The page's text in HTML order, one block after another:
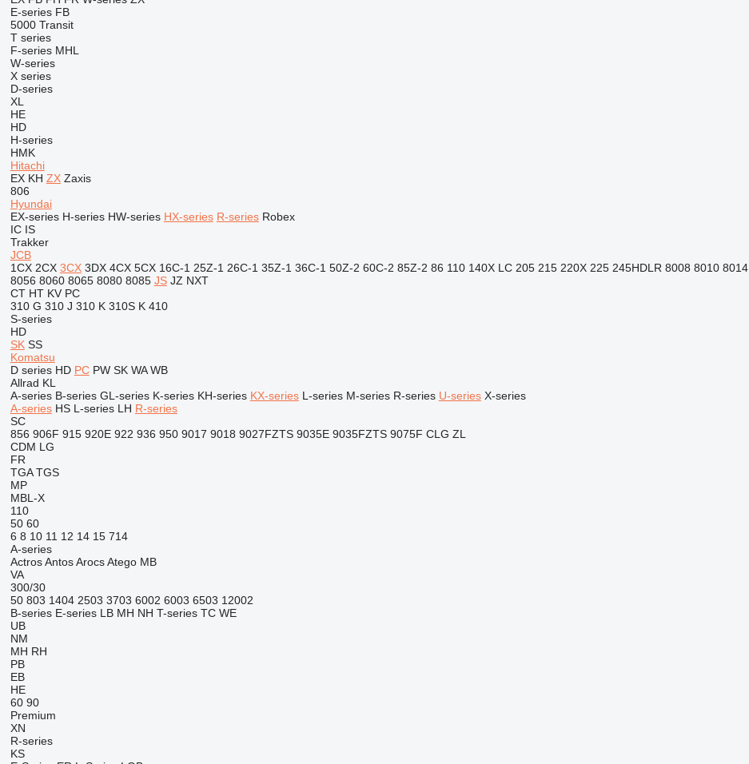
E-series FB
5000 Transit
T series
F-series MHL
W-series
X series
D-series
XL
HE
HD
H-series
HMK
Hitachi
EX KH ZX Zaxis
806
Hyundai
EX-series H-series HW-series HX-series R-series Robex
IC IS
Trakker
JCB
1CX 2CX 3CX 3DX 4CX 5CX 16C-1 25Z-1 26C-1 35Z-1 36C-1 50Z-2 60C-2 85Z-2 86 110 140X LC 205 215 220X 225 245HDLR 8008 8010 8014
8056 8060 8065 8080 8085 JS JZ NXT
CT HT KV PC
310 G 310 J 310 K 310S K 410
S-series
HD
SK SS
Komatsu
D series HD PC PW SK WA WB
Allrad KL
A-series B-series GL-series K-series KH-series KX-series L-series M-series R-series U-series X-series
A-series HS L-series LH R-series
SC
856 906F 915 920E 922 936 950 9017 9018 9027FZTS 9035E 9035FZTS 9075F CLG ZL
CDM LG
FR
TGA TGS
MP
MBL-X
110
50 60
6 8 10 11 12 14 15 714
A-series
Actros Antos Arocs Atego MB
VA
300/30
50 803 1404 2503 3703 6002 6003 6503 12002
B-series E-series LB MH NH T-series TC WE
UB
NM
MH RH
PB
EB
HE
60 90
Premium
XN
R-series
KS